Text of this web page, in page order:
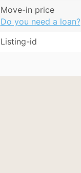
Move-in price
Do you need a loan?
Listing-id